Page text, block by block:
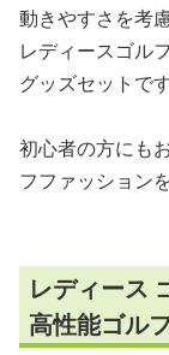
動きやすさを考
レディースゴル
グッズセットです
初心者の方にも
フファッション
レディース
高性能ゴル